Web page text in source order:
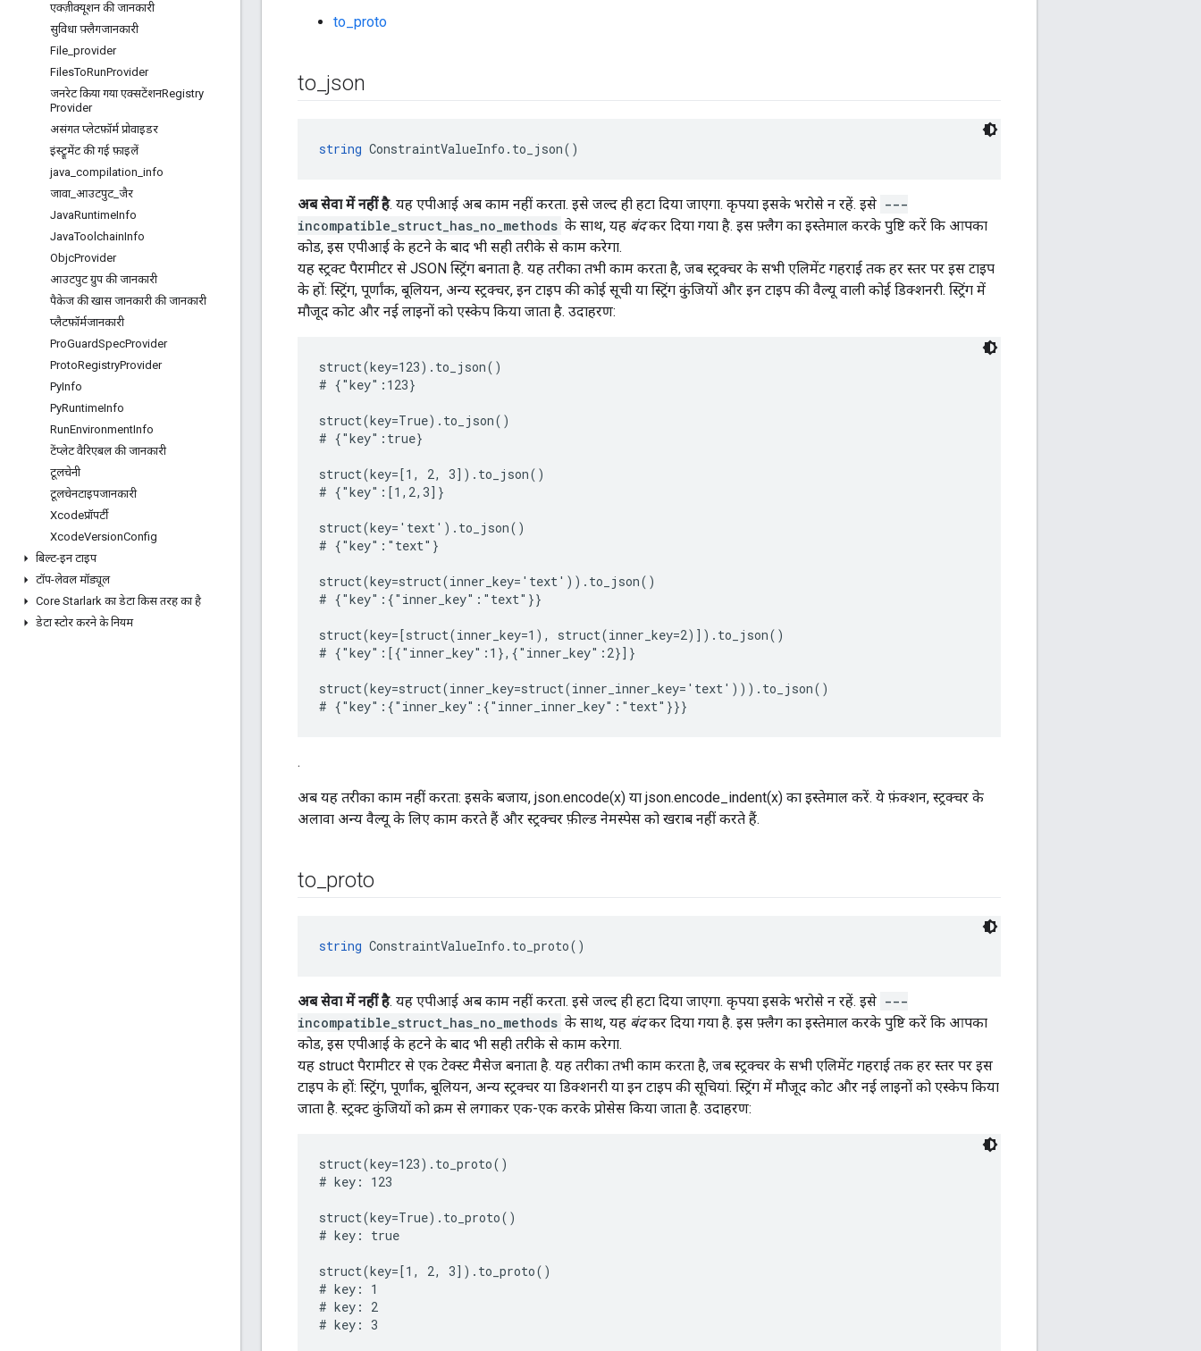
एक्ज़ीक्यूशन की जानकारी
सुविधा फ़्लैगजानकारी
File provider
FilesToRunProvider
जनरेट किया गया एक्सटेंशनRegistry
Provider
असंगत प्लेटफ़ॉर्म प्रोवाइडर
इंस्ट्रूमेंट की गई फ़ाइलें
java compilation info
जावा_ आउटपुट_ जैर
JavaRuntimeInfo
JavaToolchainInfo
ObjcProvider
आउटपुट ग्रुप की जानकारी
पैकेज की खास जानकारी की जानकारी
प्लैटफ़ॉर्मजानकारी
ProGuardSpecProvider
ProtoRegistryProvider
PyInfo
PyRuntimeInfo
RunEnvironmentInfo
टेंप्लेट वैरिएबल की जानकारी
टूलचेनी
टूलचेनटाइपजानकारी
Xcodeप्रॉपर्टी
XcodeVersionConfig
बिल्ट-इन टाइप
टॉप-लेवल मॉड्यूल
Core Starlark का डेटा किस तरह का है
डेटा स्टोर करने के नियम
to_proto
to json
string ConstraintValueInfo.to_json()
अब सेवा में नहीं है. यह एपीआई अब काम नहीं करता. इसे जल्द ही हटा दिया जाएगा. कृपया इसके भरोसे न रहें. इसे ---
incompatible_struct_has_no_methods के साथ, यह बंदकर दिया गया है. इस फ़्लैग का इस्तेमाल करके पुष्टि करें कि आपका
कोड, इस एपीआई के हटने के बाद भी सही तरीके से काम करेगा.
यह स्ट्रक्ट पैरामीटर से JSON स्ट्रिंग बनाता है. यह तरीका तभी काम करता है, जब स्ट्रक्चर के सभी एलिमेंट गहराई तक हर स्तर पर इस टाइप
के हों: स्ट्रिंग, पूर्णांक, बूलियन, अन्य स्ट्रक्चर, इन टाइप की कोई सूची या स्ट्रिंग कुंजियों और इन टाइप की वैल्यू वाली कोई डिक्शनरी. स्ट्रिंग में
मौजूद कोट और नई लाइनों को एस्केप किया जाता है. उदाहरण:
struct(key=123).to_json()
# {"key":123}
struct(key=True).to_json()
# {"key":true}
struct(key=[1, 2, 3]).to_json()
# {"key":[1,2,3]}
struct(key='text').to_json()
# {"key":"text"}
struct(key=struct(inner_key='text')).to_json()
# {"key":{"inner_key":"text"}}
struct(key=[struct(inner_key=1), struct(inner_key=2)]).to_json()
# {"key":[{"inner_key":1},{"inner_key":2}]}
struct(key=struct(inner_key=struct(inner_inner_key='text'))).to_json()
.
अब यह तरीका काम नहीं करता: इसके बजाय, json.encode(x) या json.encode_indent(x) का इस्तेमाल करें. ये फ़ंक्शन, स्ट्रक्चर के
अलावा अन्य वैल्यू के लिए काम करते हैं और स्ट्रक्चर फ़ील्ड नेमस्पेस को खराब नहीं करते हैं.
to proto
string ConstraintValueInfo.to_proto()
अब सेवा में नहीं है. यह एपीआई अब काम नहीं करता. इसे जल्द ही हटा दिया जाएगा. कृपया इसके भरोसे न रहें. इसे ---
incompatible_struct_has_no_methods के साथ, यह बंदकर दिया गया है. इस फ़्लैग का इस्तेमाल करके पुष्टि करें कि आपका
कोड, इस एपीआई के हटने के बाद भी सही तरीके से काम करेगा.
यह struct पैरामीटर से एक टेक्स्ट मैसेज बनाता है. यह तरीका तभी काम करता है, जब स्ट्रक्चर के सभी एलिमेंट गहराई तक हर स्तर पर इस
टाइप के हों: स्ट्रिंग, पूर्णांक, बूलियन, अन्य स्ट्रक्चर या डिक्शनरी या इन टाइप की सूचियां. स्ट्रिंग में मौजूद कोट और नई लाइनों को एस्केप किया
जाता है. स्ट्रक्ट कुंजियों को क्रम से लगाकर एक-एक करके प्रोसेस किया जाता है. उदाहरण:
struct(key=123).to_proto()
# key: 123
struct(key=True).to_proto()
# key: true
struct(key=[1, 2, 3]).to_proto()
# key: 1
# key: 2
# key: 3